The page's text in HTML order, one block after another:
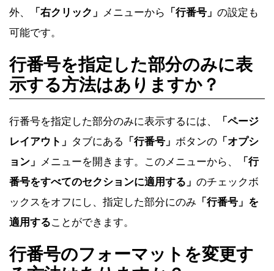
ます。行番号は左側のマージンに表示されます。此
外、「右クリック」
可能です。
行番号を指定した部分のみに表
示する方法はありますか？
行番号を指定した部分のみに表示するには、 「ページ
レイアウト」タブにある「行番号」ボタンの「オプシ
ョン」メニューを開きます。このメニューから、 「行
番号をすべてのセクションに適用する」 のチェックボ
ックスをオフにし、指定した部分にのみ
適用する